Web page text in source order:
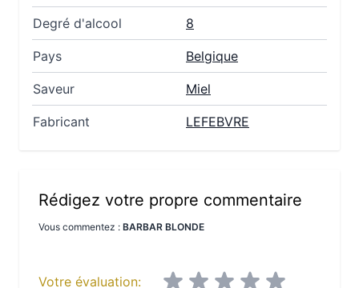
Degré d'alcool 8
Pays Belgique
Saveur Miel
Fabricant LEFEBVRE
Rédigez votre propre commentaire
Vous commentez : BARBAR BLONDE
Votre évaluation: